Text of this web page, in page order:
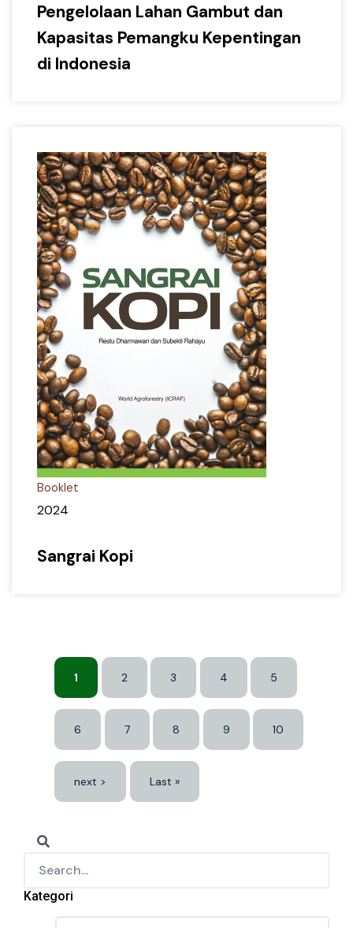
Pengelolaan Lahan Gambut dan
Kapasitas Pemangku Kepentingan
di Indonesia
Booklet
2024
Sangrai Kopi
1 2 3 4 5
6 7 8 9 10
next > Last »
Kategori